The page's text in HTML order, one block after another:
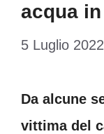
acqua
5 Luglio 2022
Da alcune
vittima del